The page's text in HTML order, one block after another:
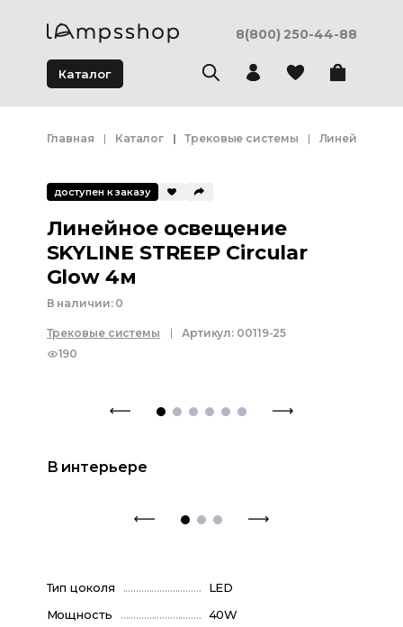
8(800) 250-44-88
Каталог
Главная Каталог Трековые системы Линейное
доступен к заказу
Линейное освещение
SKYLINE STREEP Circular
Glow 4м
В наличии: 0
Трековые системы Артикул: 00119-25
190
В интерьере
Тип цоколя
LED
Мощность
40W